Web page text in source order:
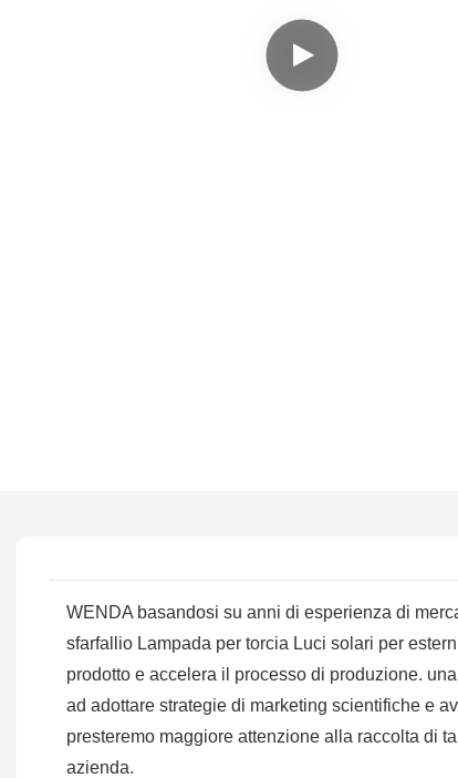
WENDA basandosi su anni di esperienza di
sfarfallio Lampada per torcia Luci solari per
prodotto e accelera il processo di produzione.
ad adottare strategie di marketing scientifiche e
presteremo maggiore attenzione alla raccolta di
azienda.